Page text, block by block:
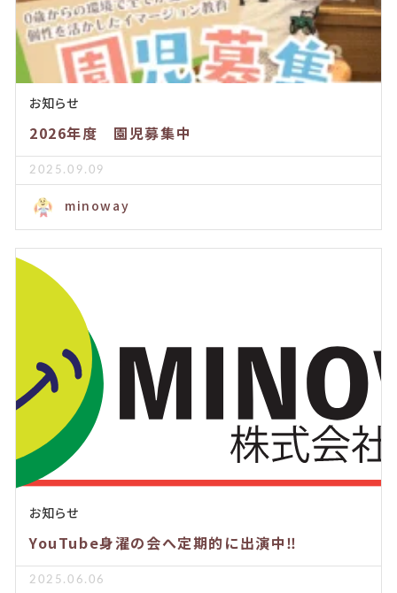
お知らせ
2026年度 園児募集中
2025.09.09
minoway
お知らせ
YouTube身濯の会へ定期的に出演中‼️
2025.06.06